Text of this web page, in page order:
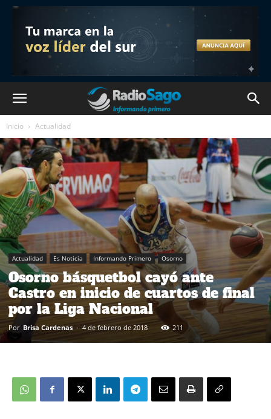
Inicio Actualidad
Actualidad Es Noticia Informando Primero Osorno
Osorno básquetbol cayó ante
Castro en inicio de cuartos de final
por la Liga Nacional
Por Brisa Cardenas - 4 de febrero de 2018 211